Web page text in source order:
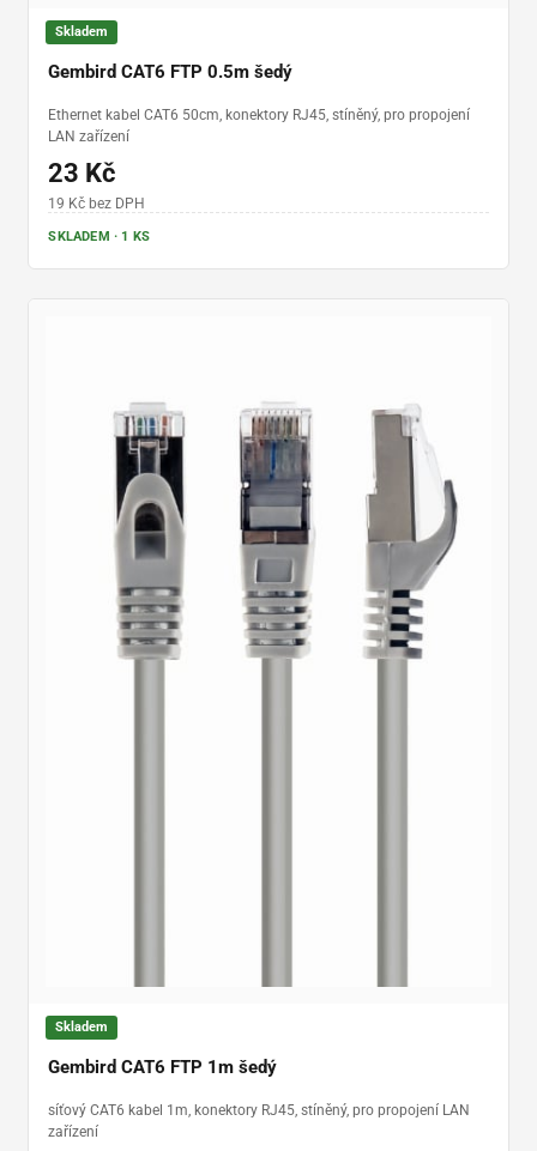
Skladem
Gembird CAT6 FTP 0.5m šedý
Ethernet kabel CAT6 50cm, konektory RJ45, stíněný, pro propojení
LAN zařízení
23 Kč
19 Kč bez DPH
SKLADEM · 1 KS
Skladem
Gembird CAT6 FTP 1m šedý
síťový CAT6 kabel 1m, konektory RJ45, stíněný, pro propojení LAN
zařízení